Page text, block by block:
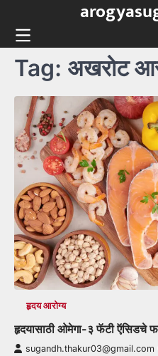
content
Tag: अखरोट
हृदय आरोग्य
हृदयासाठी ओमेगा-३ फॅटी ऍसिडचे
sugandh.thakur03@gmail.com